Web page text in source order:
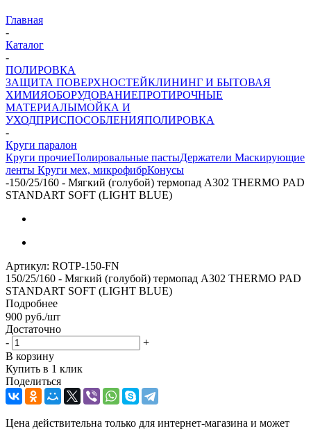
Главная
-
Каталог
-
ПОЛИРОВКА
ЗАЩИТА ПОВЕРХНОСТЕЙКЛИНИНГ И БЫТОВАЯ
ХИМИЯОБОРУДОВАНИЕПРОТИРОЧНЫЕ
МАТЕРИАЛЫМОЙКА И
УХОДПРИСПОСОБЛЕНИЯПОЛИРОВКА
-
Круги паралон
Круги прочиеПолировальные пастыДержатели Маскирующие
ленты Круги мех, микрофибрКонусы
-150/25/160 - Мягкий (голубой) термопад А302 THERMO PAD
STANDART SOFT (LIGHT BLUE)
Артикул: ROTP-150-FN
150/25/160 - Мягкий (голубой) термопад А302 THERMO PAD
STANDART SOFT (LIGHT BLUE)
Подробнее
900 руб./шт
Достаточно
-
+
В корзину
Купить в 1 клик
Поделиться
Цена действительна только для интернет-магазина и может